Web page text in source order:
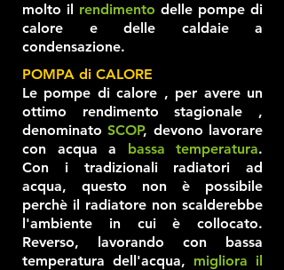
molto il rendimento delle pompe di
calore e delle caldaie a
condensazione.
POMPA di CALORE
Le pompe di calore , per avere un
ottimo rendimento stagionale ,
denominatoSCOP, devono lavorare
con acqua a bassa temperatura.
Con i tradizionali radiatori ad
acqua, questo non è possibile
perchè il radiatore non scalderebbe
l'ambiente in cui è collocato.
Reverso, lavorando con bassa
temperatura dell'acqua, migliora il